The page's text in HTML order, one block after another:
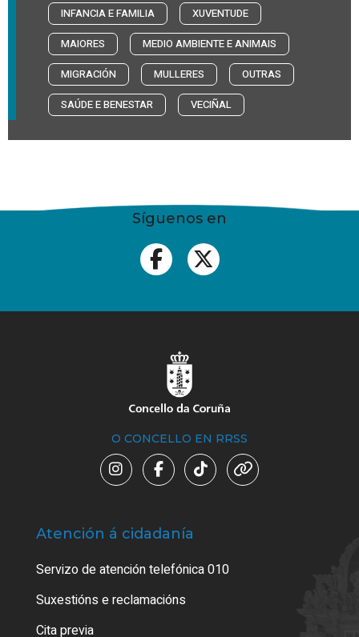
INFANCIA E FAMILIA
XUVENTUDE
MAIORES
MEDIO AMBIENTE E ANIMAIS
MIGRACIÓN
MULLERES
OUTRAS
SAÚDE E BENESTAR
VECIÑAL
Síguenos en
O CONCELLO EN RRSS
Atención á cidadanía
Servizo de atención telefónica 010
Suxestións e reclamacións
Cita previa